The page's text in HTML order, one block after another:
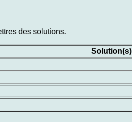
des solutions.
Solution(s)